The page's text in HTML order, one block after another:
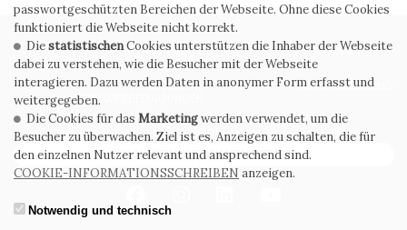
PRIVACY POLICY COOKIE POLICY
ALLGEMEINE
VERKAUFSBEDINGUNGEN
WHISTLEBLOWING
ABONNIEREN SIE DEN NEWSLETTER
passwortgeschützten Bereichen der Webseite. Ohne diese Cookies
funktioniert die Webseite nicht korrekt.
DiestatistischenCookies unterstützen die Inhaber der Webseite
dabei zu verstehen, wie die Besucher mit der Webseite
interagieren. Dazu werden Daten in anonymer Form erfasst und
weitergegeben.
Die Cookies für das Marketingwerden verwendet, um die
Besucher zu überwachen. Ziel ist es, Anzeigen zu schalten, die für
den einzelnen Nutzer relevant und ansprechend sind.
COOKIE-INFORMATIONSSCHREIBEN anzeigen.
Notwendig und technisch